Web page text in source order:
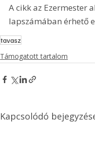
A cikk az Ezermester
lapszámában érhető
tavasz
Támogatott tartalom
Kapcsolódó